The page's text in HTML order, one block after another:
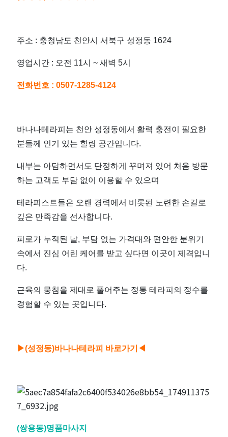
주소 : 충청남도 천안시 서북구 성정동 1624
영업시간 : 오전 11시 ~ 새벽 5시
전화번호 :0507-1285-4124
바나나테라피는 천안 성정동에서 활력 충전이 필요한
분들께 인기 있는 힐링 공간입니다.
내부는 아담하면서도 단정하게 꾸며져 있어 처음 방문
하는 고객도 부담 없이 이용할 수 있으며
테라피스트들은 오랜 경력에서 비롯된 노련한 손길로
깊은 만족감을 선사합니다.
피로가 누적된 날, 부담 없는 가격대와 편안한 분위기
속에서 진심 어린 케어를 받고 싶다면 이곳이 제격입니
다.
근육의 뭉침을 제대로 풀어주는 정통 테라피의 정수를
경험할 수 있는 곳입니다.
▶(성정동)바나나테라피 바로가기◀
(쌍용동)명품마사지